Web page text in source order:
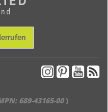
689-43165-00)